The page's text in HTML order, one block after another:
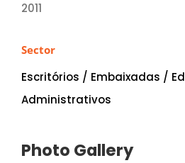
2011
Sector
Escritórios / Embaixadas /
Administrativos
Photo Gallery